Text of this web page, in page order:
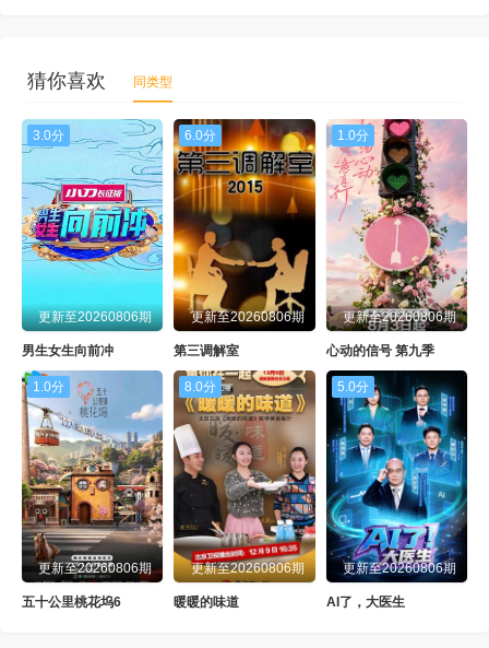
猜你喜欢 同类型
3.0分
更新至20260806期
男生女生向前冲
6.0分
更新至20260806期
第三调解室
1.0分
更新至20260806期
心动的信号 第九季
1.0分
更新至20260806期
五十公里桃花坞6
8.0分
更新至20260806期
暖暖的味道
5.0分
更新至20260806期
AI了，大医生